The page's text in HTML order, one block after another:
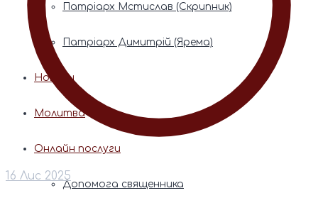
Патріарх Мстислав (Скрипник)
Патріарх Димитрій (Ярема)
Новини
Молитва
Онлайн послуги
Допомога священника
16 Лис 2025